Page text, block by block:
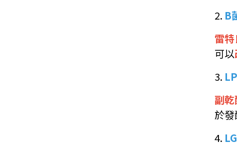
2. B
雷
可以
3.
副
於
4.